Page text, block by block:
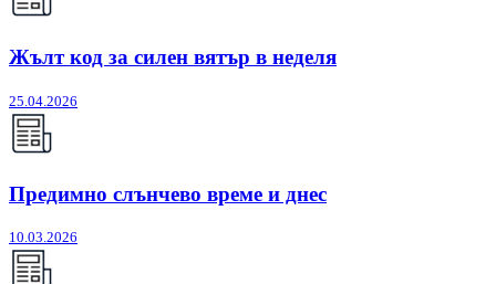
Жълт код за силен вятър в неделя
25.04.2026
Предимно слънчево време и днес
10.03.2026